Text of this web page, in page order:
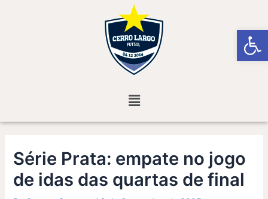
Menu
Série Prata: empate no jogo
de idas das quartas de final